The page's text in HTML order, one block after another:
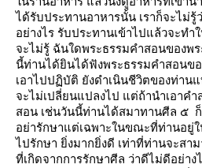
ได้รับประทานอาหารนั้น เราก็จะไม่
อย่างไร รับประทานเข้าไปแล้วจะทำ
จะไม่รู้ ฉันใดพระธรรมคำสอนของพ
นี้ท่านได้ยินได้ฟังพระธรรมคำสอนข
เอาไปปฏิบัติ ยังดำเนินชีวิตของท่าน
จะไม่เปลี่ยนแปลงไป แต่ถ้านำเอาค
สอน เช่นวันนี้ท่านได้สมาทานศีล ๕
อย่ารักษาแต่เฉพาะในขณะที่ท่านอยู่ใ
ไปรักษา ยิ่งมากยิ่งดี เท่าที่ท่านจะสา
ที่เกิดจากการรักษาศีล ว่าดีไม่ดีอย่าง